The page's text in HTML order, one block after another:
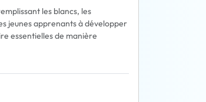
les blancs, les
jeunes apprenants à développer
essentielles de manière